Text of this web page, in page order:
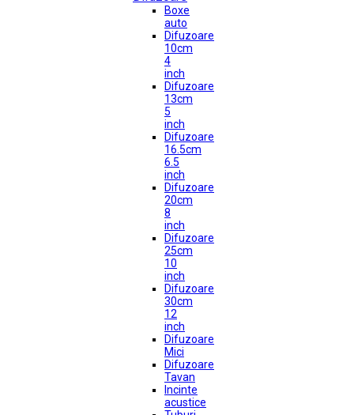
Boxe
auto
Difuzoare
10cm
4
inch
Difuzoare
13cm
5
inch
Difuzoare
16.5cm
6.5
inch
Difuzoare
20cm
8
inch
Difuzoare
25cm
10
inch
Difuzoare
30cm
12
inch
Difuzoare
Mici
Difuzoare
Tavan
Incinte
acustice